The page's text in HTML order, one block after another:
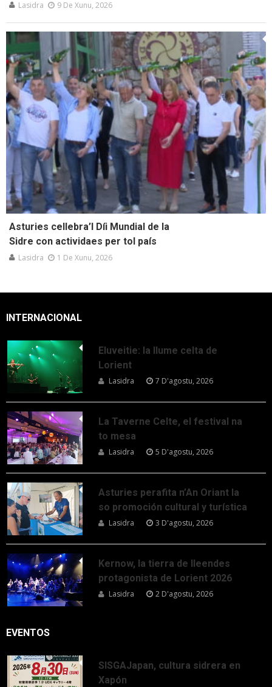
Lasidra 9 De Xunu, 2026
Asturies cellebra’l Díi Mundial de la
Sidre con actividaes per tol país
Lasidra 1 De Xunu, 2026
INTERNACIONAL
Eluveitie: la llume celta de
Lorient
Lasidra 7 D'agostu, 2026
La Taverne Celte, el festival na
to mesa
Lasidra 5 D'agostu, 2026
Asturies perafita n’An Oriant la
so promoción cultural y turística
Lasidra 3 D'agostu, 2026
Kernow, la tierra de lleendes
protagonista de Lorient 2026
Lasidra 2 D'agostu, 2026
EVENTOS
SISGAJapan, cultura sidrera en
Xapón